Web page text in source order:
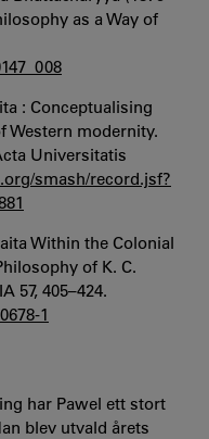
as a Way of
: Conceptualising
Western modernity.
Universitatis
smash/record.jsf?
Within the Colonial
of K. C.
57, 405–424.
1
har Pawel ett stort
blev utvald årets